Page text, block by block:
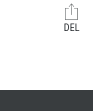
DEL